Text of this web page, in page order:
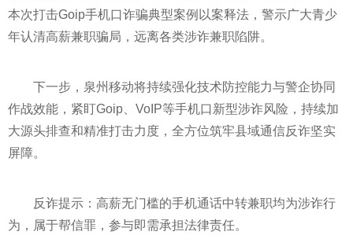
本次打击Goip手机口诈骗典型案例以案释法，警示广大青少
年认清高薪兼职骗局，远离各类涉诈兼职陷阱。
下一步，泉州移动将持续强化技术防控能力与警企协同
作战效能，紧盯Goip、VoIP等手机口新型涉诈风险，持续加
大源头排查和精准打击力度，全方位筑牢县域通信反诈坚实
屏障。
反诈提示：高薪无门槛的手机通话中转兼职均为涉诈行
为，属于帮信罪，参与即需承担法律责任。